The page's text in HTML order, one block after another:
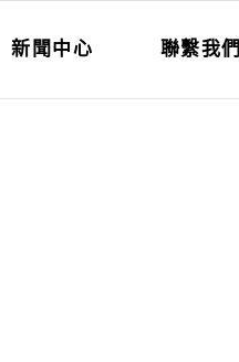
新聞中心 聯繫我們